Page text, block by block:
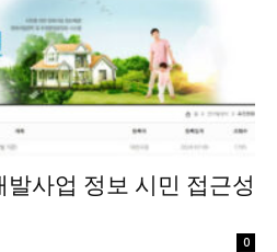
사업 정보 시민 접근성
0